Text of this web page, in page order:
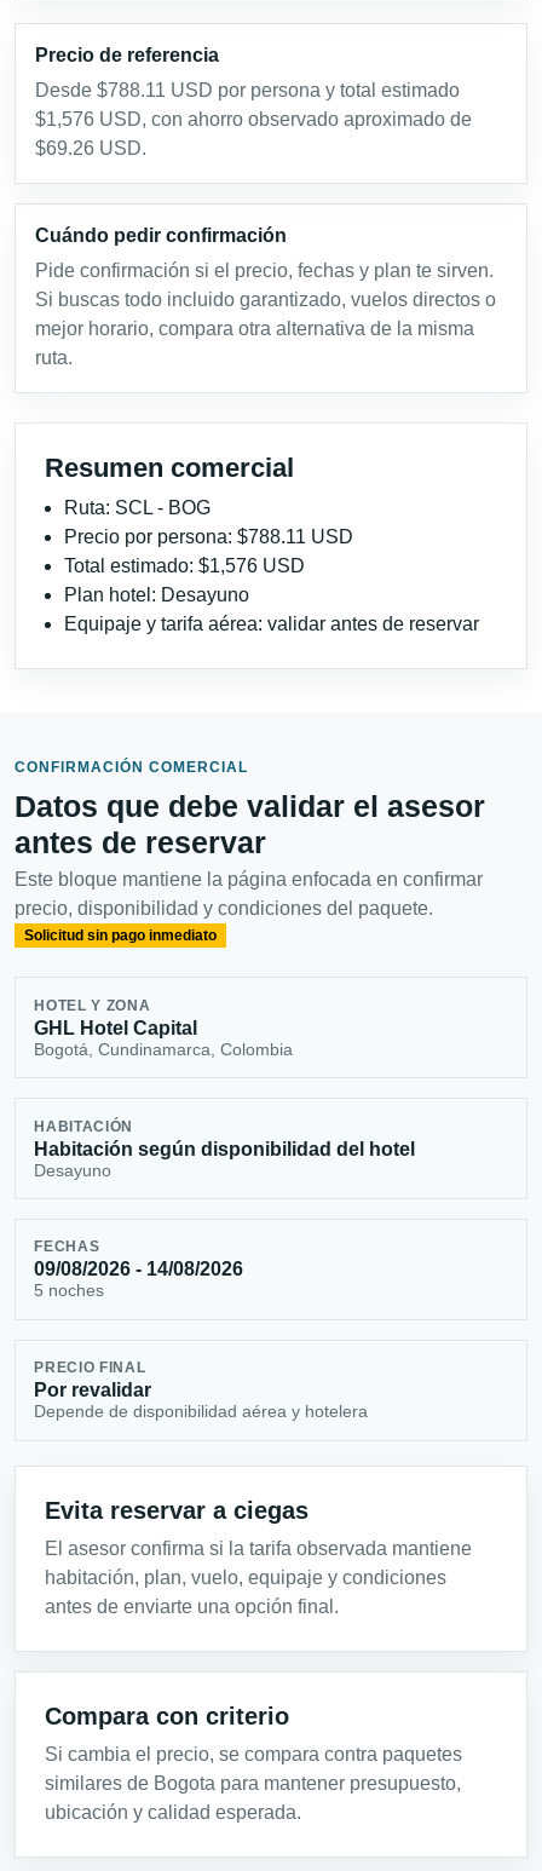
Precio de referencia
Desde $788.11 USD por persona y total estimado
$1,576 USD, con ahorro observado aproximado de
$69.26 USD.
Cuándo pedir confirmación
Pide confirmación si el precio, fechas y plan te sirven.
Si buscas todo incluido garantizado, vuelos directos o
mejor horario, compara otra alternativa de la misma
ruta.
Resumen comercial
Ruta: SCL - BOG
Precio por persona: $788.11 USD
Total estimado: $1,576 USD
Plan hotel: Desayuno
Equipaje y tarifa aérea: validar antes de reservar
CONFIRMACIÓN COMERCIAL
Datos que debe validar el asesor
antes de reservar
Este bloque mantiene la página enfocada en confirmar
precio, disponibilidad y condiciones del paquete.
Solicitud sin pago inmediato
HOTEL Y ZONA
GHL Hotel Capital
Bogotá, Cundinamarca, Colombia
HABITACIÓN
Habitación según disponibilidad del hotel
Desayuno
FECHAS
09/08/2026 - 14/08/2026
5 noches
PRECIO FINAL
Por revalidar
Depende de disponibilidad aérea y hotelera
Evita reservar a ciegas
El asesor confirma si la tarifa observada mantiene
habitación, plan, vuelo, equipaje y condiciones
antes de enviarte una opción final.
Compara con criterio
Si cambia el precio, se compara contra paquetes
similares de Bogota para mantener presupuesto,
ubicación y calidad esperada.